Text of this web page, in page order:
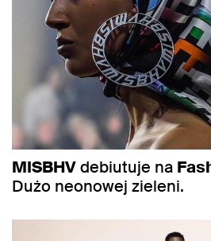
MISBHVdebiutuje na
Dużo neonowej zieleni.